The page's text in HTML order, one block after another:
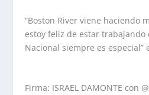
“Boston River viene haciendo
estoy feliz de estar
Nacional siempre es
Firma: ISRAEL DAMONTE con